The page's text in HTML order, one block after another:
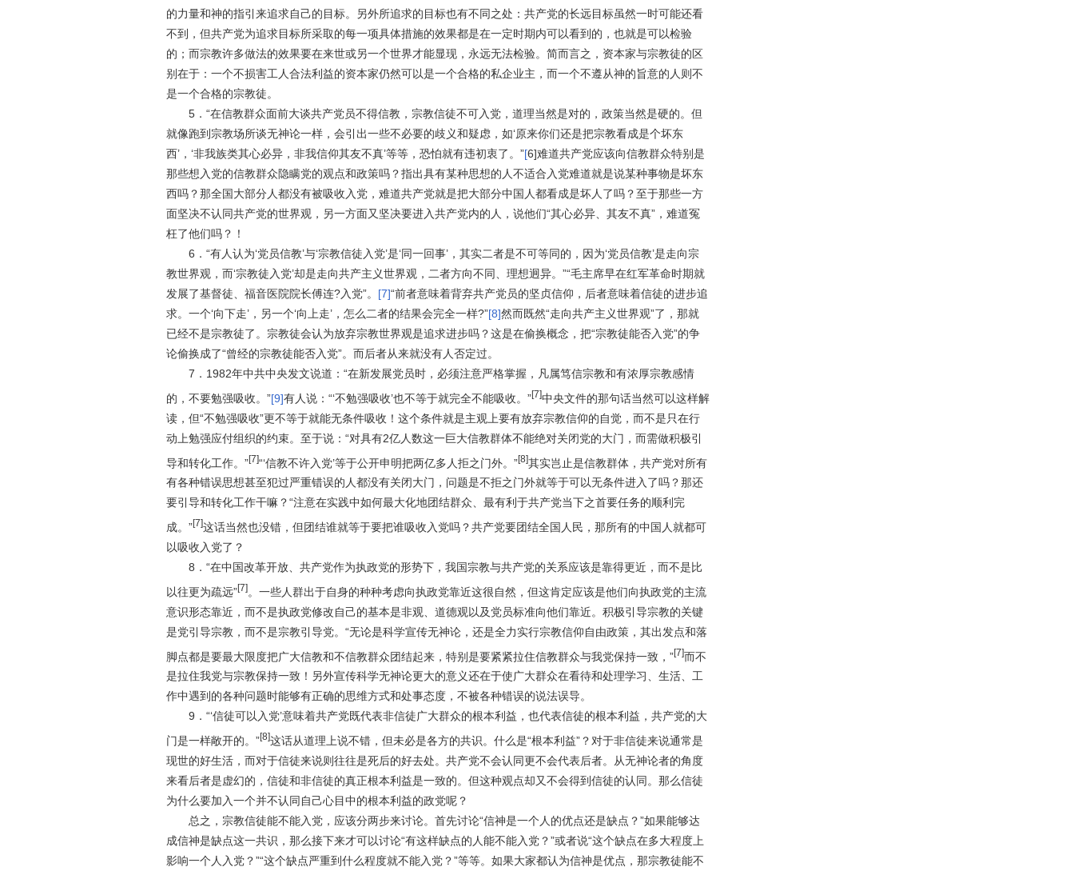
的力量和神的指引来追求自己的目标。另外所追求的目标也有不同之处：共产党的长远目标虽然一时可能还看
不到，但共产党为追求目标所采取的每一项具体措施的效果都是在一定时期内可以看到的，也就是可以检验
的；而宗教许多做法的效果要在来世或另一个世界才能显现，永远无法检验。简而言之，资本家与宗教徒的区
别在于：一个不损害工人合法利益的资本家仍然可以是一个合格的私企业主，而一个不遵从神的旨意的人则不
是一个合格的宗教徒。
5 ．“在信教群众面前大谈共产党员不得信教，宗教信徒不可入党，道理当然是对的，政策当然是硬的。但
就像跑到宗教场所谈无神论一样，会引出一些不必要的歧义和疑虑，如‘原来你们还是把宗教看成是个坏东
西’，‘非我族类其心必异，非我信仰其友不真’等等，恐怕就有违初衷了。”[6]难道共产党应该向信教群众特别是
那些想入党的信教群众隐瞒党的观点和政策吗？指出具有某种思想的人不适合入党难道就是说某种事物是坏东
西吗？那全国大部分人都没有被吸收入党，难道共产党就是把大部分中国人都看成是坏人了吗？至于那些一方
面坚决不认同共产党的世界观，另一方面又坚决要进入共产党内的人，说他们“其心必异、其友不真”，难道冤
枉了他们吗？！
6 ．“有人认为‘党员信教’与‘宗教信徒入党’是‘同一回事’，其实二者是不可等同的，因为‘党员信教’是走向宗
教世界观，而‘宗教徒入党’却是走向共产主义世界观，二者方向不同、理想迥异。 ”“毛主席早在红军革命时期就
发展了基督徒、福音医院院长傅连?入党”。 [7]“前者意味着背弃共产党员的坚贞信仰，后者意味着信徒的进步追
求。 一个‘向下走’ ，另一个‘向上走’，怎么二者的结果会完全一样?”[8]然而既然“走向共产主义世界观”了，那就
已经不是宗教徒了。宗教徒会认为放弃宗教世界观是追求进步吗？这是在偷换概念，把“宗教徒能否入党”的争
论偷换成了“曾经的宗教徒能否入党”。而后者从来就没有人否定过。
7 ． 1982年中共中央发文说道：“在新发展党员时，必须注意严格掌握，凡属笃信宗教和有浓厚宗教感情
的，不要勉强吸收。”[9]有人说：“‘不勉强吸收’也不等于就完全不能吸收。”[7]中央文件的那句话当然可以这样解
读，但“不勉强吸收”更不等于就能无条件吸收！这个条件就是主观上要有放弃宗教信仰的自觉，而不是只在行
动上勉强应付组织的约束。至于说：“对具有2亿人数这一巨大信教群体不能绝对关闭党的大门，而需做积极引
导和转化工作。”[7]“‘信教不许入党’等于公开申明把两亿多人拒之门外。 ”[8]其实岂止是信教群体，共产党对所有
有各种错误思想甚至犯过严重错误的人都没有关闭大门，问题是不拒之门外就等于可以无条件进入了吗？那还
要引导和转化工作干嘛？“注意在实践中如何最大化地团结群众、最有利于共产党当下之首要任务的顺利完
成。”[7]这话当然也没错，但团结谁就等于要把谁吸收入党吗？共产党要团结全国人民，那所有的中国人就都可
以吸收入党了？
8 ．“在中国改革开放、共产党作为执政党的形势下，我国宗教与共产党的关系应该是靠得更近，而不是比
以往更为疏远”[7]。一些人群出于自身的种种考虑向执政党靠近这很自然，但这肯定应该是他们向执政党的主流
意识形态靠近，而不是执政党修改自己的基本是非观、道德观以及党员标准向他们靠近。 积极引导宗教的关键
是党引导宗教，而不是宗教引导党。“无论是科学宣传无神论，还是全力实行宗教信仰自由政策，其出发点和落
脚点都是要最大限度把广大信教和不信教群众团结起来，特别是要紧紧拉住信教群众与我党保持一致，”[7]而不
是拉住我党与宗教保持一致！另外宣传科学无神论更大的意义还在于使广大群众在看待和处理学习、生活、工
作中遇到的各种问题时能够有正确的思维方式和处事态度，不被各种错误的说法误导。
9 ．“‘信徒可以入党’意味着共产党既代表非信徒广大群众的根本利益，也代表信徒的根本利益，共产党的大
门是一样敞开的。 ”[8]这话从道理上说不错，但未必是各方的共识。什么是“根本利益”？对于非信徒来说通常是
现世的好生活，而对于信徒来说则往往是死后的好去处。共产党不会认同更不会代表后者。从无神论者的角度
来看后者是虚幻的，信徒和非信徒的真正根本利益是一致的。但这种观点却又不会得到信徒的认同。那么信徒
为什么要加入一个并不认同自己心目中的根本利益的政党呢？
总之，宗教信徒能不能入党，应该分两步来讨论。首先讨论“信神是一个人的优点还是缺点？”如果能够达
成信神是缺点这一共识，那么接下来才可以讨论“有这样缺点的人能不能入党？”或者说“这个缺点在多大程度上
影响一个人入党？”“这个缺点严重到什么程度就不能入党？”等等。如果大家都认为信神是优点，那宗教徒能不